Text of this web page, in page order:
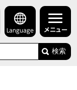
Language メニュー
検索